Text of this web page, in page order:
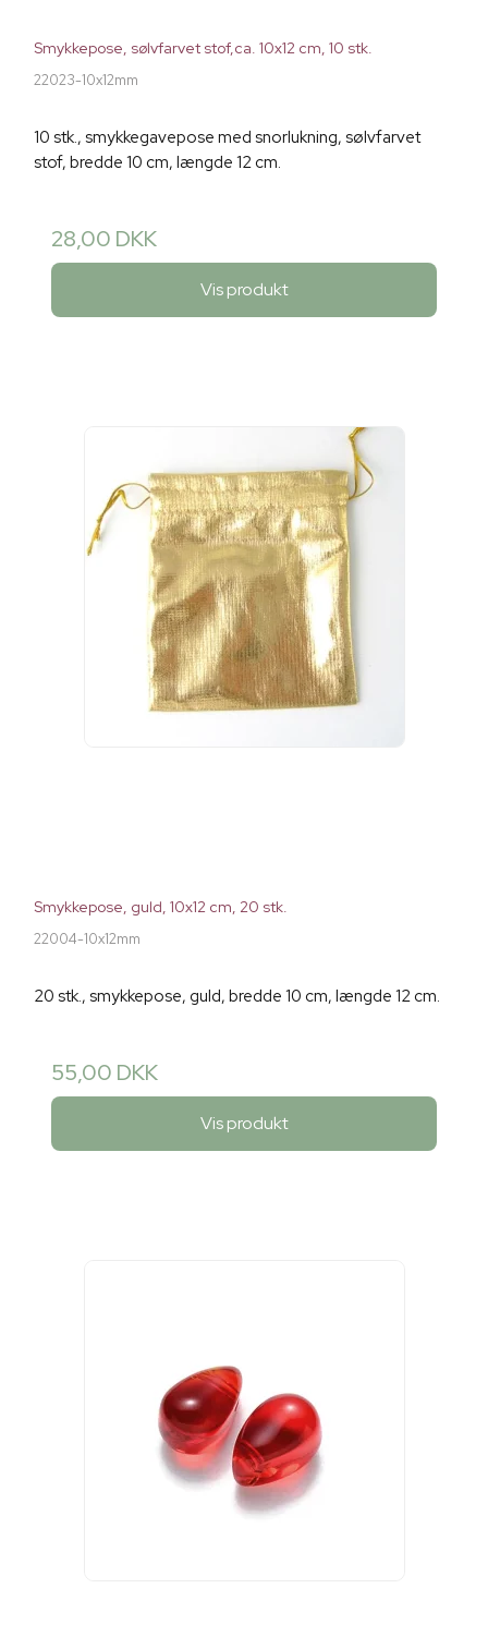
Smykkepose, sølvfarvet stof,ca. 10x12 cm, 10 stk.
22023-10x12mm
10 stk., smykkegavepose med snorlukning, sølvfarvet
stof, bredde 10 cm, længde 12 cm.
28,00 DKK
Vis produkt
Smykkepose, guld, 10x12 cm, 20 stk.
22004-10x12mm
20 stk., smykkepose, guld, bredde 10 cm, længde 12 cm.
55,00 DKK
Vis produkt